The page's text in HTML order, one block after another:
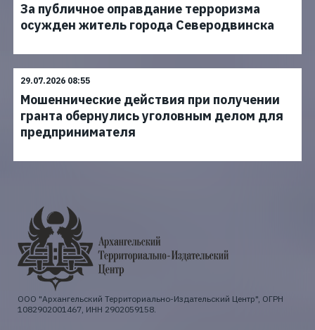
За публичное оправдание терроризма
осужден житель города Северодвинска
29.07.2026 08:55
Мошеннические действия при получении
гранта обернулись уголовным делом для
предпринимателя
ООО "Архангельский Территориально-Издательский Центр", ОГРН
1082902001467, ИНН 2902059158.